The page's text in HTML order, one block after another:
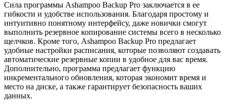
Сила программы Ashampoo Backup Pro заключается в ее
гибкости и удобстве использования. Благодаря простому и
интуитивно понятному интерфейсу, даже новички смогут
выполнить резервное копирование системы всего в несколько
щелчков. Кроме того, Ashampoo Backup Pro предлагает
удобные настройки расписания, которые позволяют создавать
автоматические резервные копии в удобное для вас время.
Дополнительно, программа предлагает функцию
инкрементального обновления, которая экономит время и
место на диске, а также гарантирует безопасность ваших
данных.